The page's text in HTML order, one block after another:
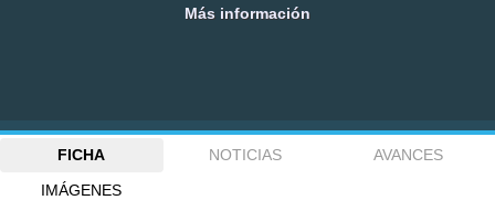
Más información
FICHA NOTICIAS
AVANCES
IMÁGENES